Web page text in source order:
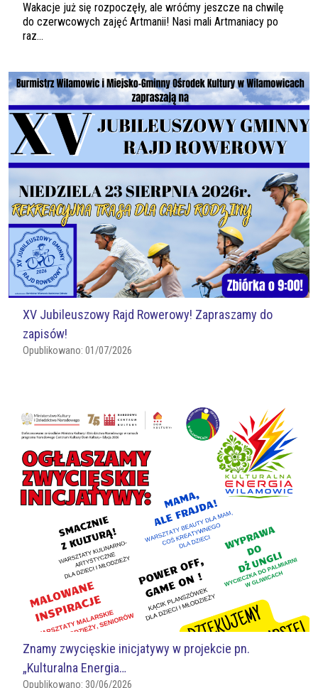
Wakacje już się rozpoczęły, ale wróćmy jeszcze na chwilę
do czerwcowych zajęć Artmanii! Nasi mali Artmaniacy po
raz...
XV Jubileuszowy Rajd Rowerowy! Zapraszamy do
zapisów!
Opublikowano: 01/07/2026
Znamy zwycięskie inicjatywy w projekcie pn.
„Kulturalna Energia…
Opublikowano: 30/06/2026